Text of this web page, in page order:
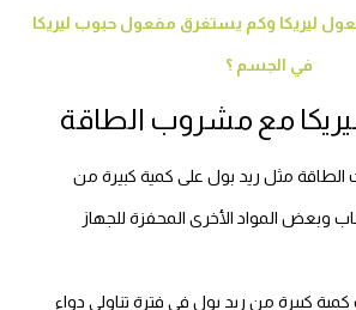
ليريكا وكم يستغرق مفعول حبوب ليريكا
في الجسم ؟
مع مشروب الطاقة
مثل ريد بول على كمية كبيرة من
وبعض المواد الأخرى المحفزة للجهاز
كبيرة من ريد بول في فترة تناولي دواء